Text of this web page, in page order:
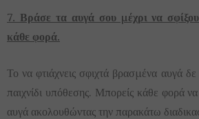
7. Βράσε τα αυγά σου μέχρι να
κάθε φορά.
Το να φτιάχνεις σφιχτά βρασμένα αυγά δε
παιχνίδι υπόθεσης. Μπορείς κάθε φορά
αυγά ακολουθώντας την παρακάτω